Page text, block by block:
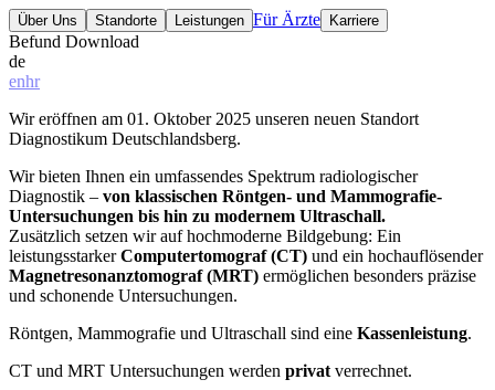
Über Uns Standorte Leistungen Für Ärzte Karriere
Befund Download
de
enhr
Wir eröffnen am 01. Oktober 2025 unseren neuen Standort
Diagnostikum Deutschlandsberg.
Wir bieten Ihnen ein umfassendes Spektrum radiologischer
Diagnostik – von klassischen Röntgen- und Mammografie-
Untersuchungen bis hin zu modernem Ultraschall.
Zusätzlich setzen wir auf hochmoderne Bildgebung: Ein
leistungsstarkerComputertomograf (CT) und ein hochauflösender
Magnetresonanztomograf (MRT) ermöglichen besonders präzise
und schonende Untersuchungen.
Röntgen, Mammografie und Ultraschall sind eine Kassenleistung.
CT und MRT Untersuchungen werden privat verrechnet.